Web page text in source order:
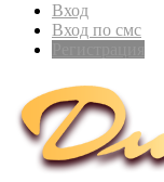
Вход
Вход по смс